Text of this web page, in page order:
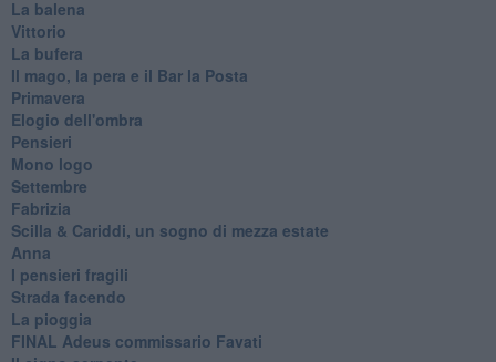
La balena
Vittorio
La bufera
Il mago, la pera e il Bar la Posta
Primavera
Elogio dell'ombra
Pensieri
Mono logo
Settembre
Fabrizia
​Scilla & Cariddi, un sogno di mezza estate
Anna
I pensieri fragili
Strada facendo
La pioggia
FINAL Adeus commissario Favati